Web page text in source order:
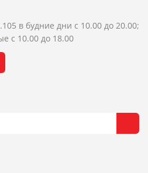
в будние дни с 10.00 до 20.00;
с 10.00 до 18.00